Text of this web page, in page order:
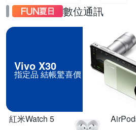
數位通訊
Vivo X30
指定品 結帳驚喜價
紅米Watch 5